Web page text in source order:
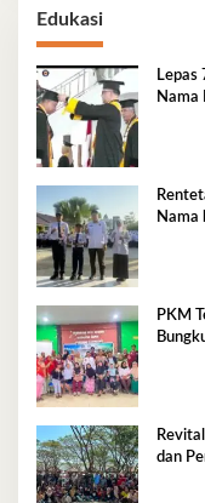
Edukasi
Lepas
Nama
Nama
PKM
dan